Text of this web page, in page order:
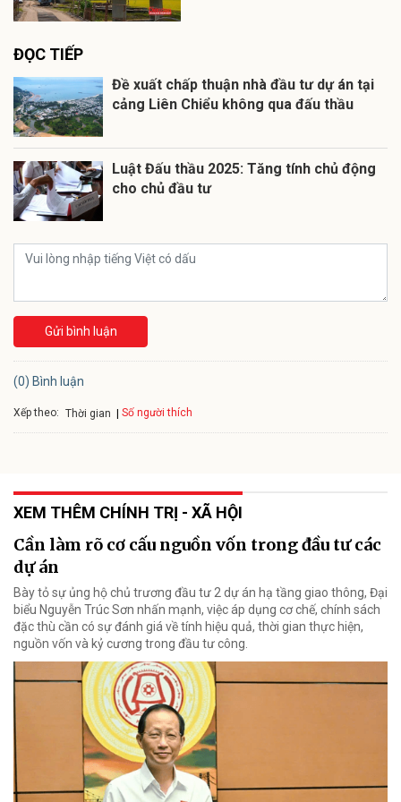
ĐỌC TIẾP
Đề xuất chấp thuận nhà đầu tư dự án tại
cảng Liên Chiểu không qua đấu thầu
Luật Đấu thầu 2025: Tăng tính chủ động
cho chủ đầu tư
Gửi bình luận
(0) Bình luận
Xếp theo: Thời gian Số người thích
XEM THÊM CHÍNH TRỊ - XÃ HỘI
Cần làm rõ cơ cấu nguồn vốn trong đầu tư các
dự án
Bày tỏ sự ủng hộ chủ trương đầu tư 2 dự án hạ tầng giao thông, Đại
biểu Nguyễn Trúc Sơn nhấn mạnh, việc áp dụng cơ chế, chính sách
đặc thù cần có sự đánh giá về tính hiệu quả, thời gian thực hiện,
nguồn vốn và kỷ cương trong đầu tư công.